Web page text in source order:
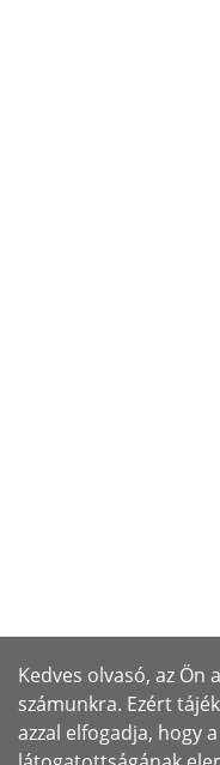
Kedves olvasó, az
számunkra. Ezért
azzal elfogadja, hogy